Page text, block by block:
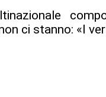
ci stanno: «I